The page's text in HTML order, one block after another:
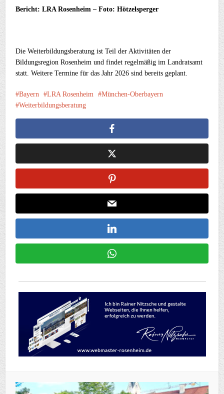
Bericht: LRA Rosenheim – Foto: Hötzelsperger
Die Weiterbildungsberatung ist Teil der Aktivitäten der
Bildungsregion Rosenheim und findet regelmäßig im Landratsamt
statt. Weitere Termine für das Jahr 2026 sind bereits geplant.
Bayern LRA Rosenheim
München-Oberbayern
Weiterbildungsberatung